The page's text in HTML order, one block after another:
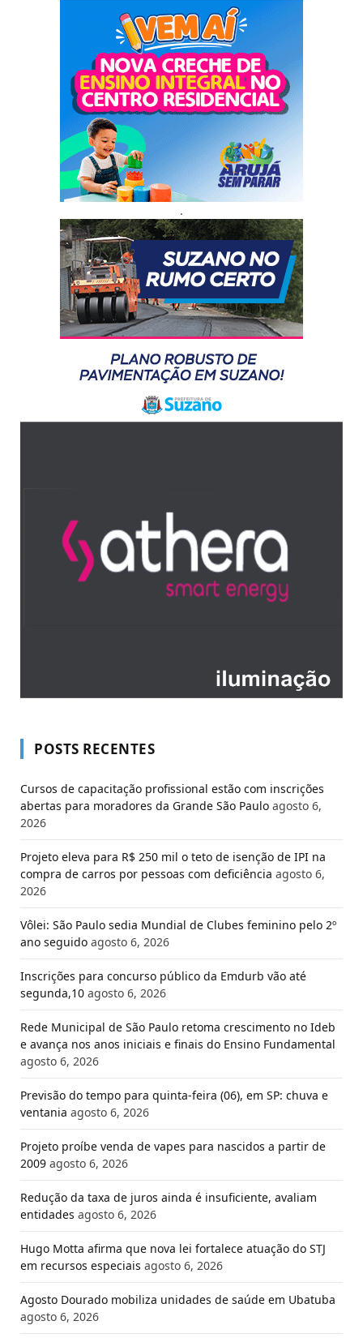
.
POSTS RECENTES
Cursos de capacitação profissional estão com inscrições
abertas para moradores da Grande São Paulo agosto 6,
2026
Projeto eleva para R$ 250 mil o teto de isenção de IPI na
compra de carros por pessoas com deficiência agosto 6,
2026
Vôlei: São Paulo sedia Mundial de Clubes feminino pelo 2º
ano seguido agosto 6, 2026
Inscrições para concurso público da Emdurb vão até
segunda,10 agosto 6, 2026
Rede Municipal de São Paulo retoma crescimento no Ideb
e avança nos anos iniciais e finais do Ensino Fundamental
agosto 6, 2026
Previsão do tempo para quinta-feira (06), em SP: chuva e
ventania agosto 6, 2026
Projeto proíbe venda de vapes para nascidos a partir de
2009 agosto 6, 2026
Redução da taxa de juros ainda é insuficiente, avaliam
entidades agosto 6, 2026
Hugo Motta afirma que nova lei fortalece atuação do STJ
em recursos especiais agosto 6, 2026
Agosto Dourado mobiliza unidades de saúde em Ubatuba
agosto 6, 2026